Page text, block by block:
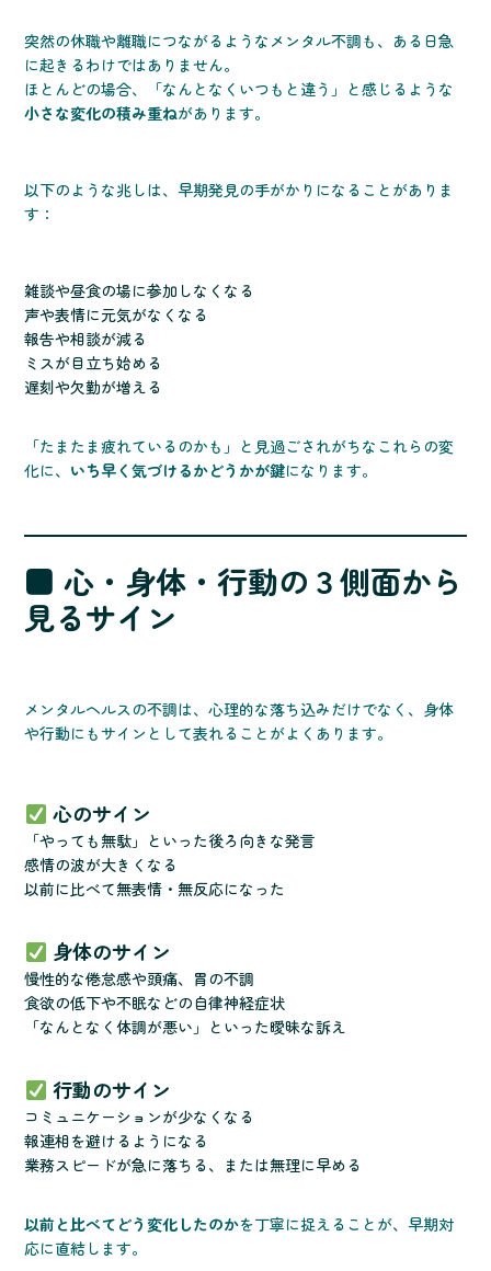
突然の休職や離職につながるようなメンタル不調も、ある日急
に起きるわけではありません。
ほとんどの場合、「なんとなくいつもと違う」と感じるような
小さな変化の積み重ねがあります。
以下のような兆しは、早期発見の手がかりになることがありま
す：
雑談や昼食の場に参加しなくなる
声や表情に元気がなくなる
報告や相談が減る
ミスが目立ち始める
遅刻や欠勤が増える
「たまたま疲れているのかも」と見過ごされがちなこれらの変
化に、 いち早く気づけるかどうかが鍵になります。
■ 心・身体・行動の３側面から
見るサイン
メンタルヘルスの不調は、心理的な落ち込みだけでなく、身体
や行動にもサインとして表れることがよくあります。
心のサイン
「やっても無駄」といった後ろ向きな発言
感情の波が大きくなる
以前に比べて無表情・無反応になった
身体のサイン
慢性的な倦怠感や頭痛、胃の不調
食欲の低下や不眠などの自律神経症状
「なんとなく体調が悪い」といった曖昧な訴え
行動のサイン
コミュニケーションが少なくなる
報連相を避けるようになる
業務スピードが急に落ちる、または無理に早める
以前と比べてどう変化したのかを丁寧に捉えることが、早期対
応に直結します。